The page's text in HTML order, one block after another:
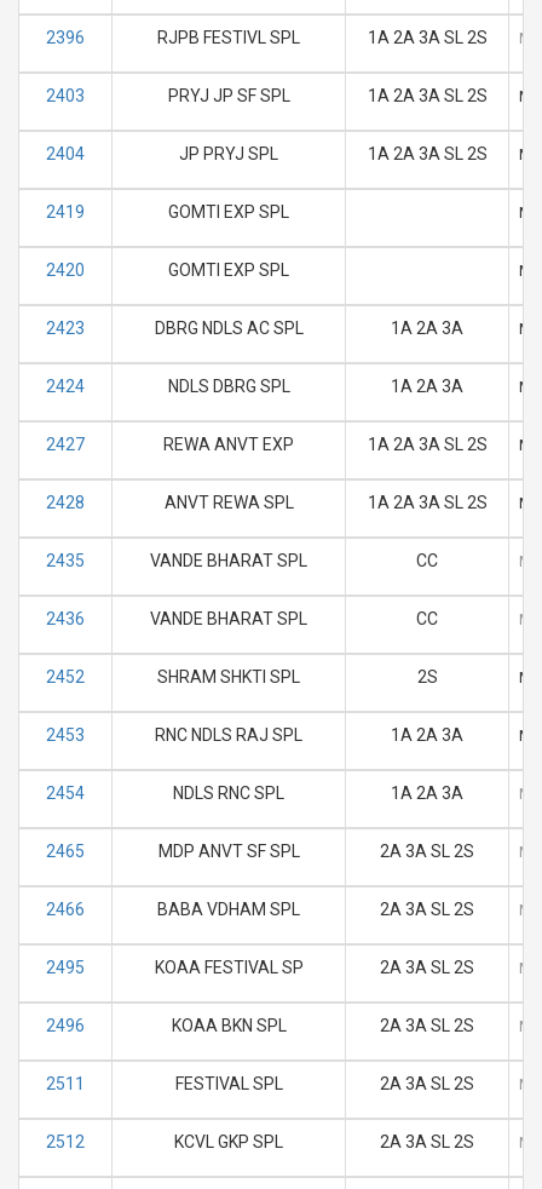
2396 RJPB FESTIVL SPL 1A 2A 3A SL 2S M
2403 PRYJ JP SF SPL 1A 2A 3A SL 2S M
2404 JP PRYJ SPL 1A 2A 3A SL 2S M
2419 GOMTI EXP SPL M
2420 GOMTI EXP SPL M
2423 DBRG NDLS AC SPL 1A 2A 3A M
2424 NDLS DBRG SPL 1A 2A 3A M
2427 REWA ANVT EXP 1A 2A 3A SL 2S M
2428 ANVT REWA SPL 1A 2A 3A SL 2S M
2435 VANDE BHARAT SPL CC M
2436 VANDE BHARAT SPL CC M
2452 SHRAM SHKTI SPL 2S M
2453 RNC NDLS RAJ SPL 1A 2A 3A M
2454 NDLS RNC SPL 1A 2A 3A M
2465 MDP ANVT SF SPL 2A 3A SL 2S M
2466 BABA VDHAM SPL 2A 3A SL 2S M
2495 KOAA FESTIVAL SP 2A 3A SL 2S M
2496 KOAA BKN SPL 2A 3A SL 2S M
2511 FESTIVAL SPL 2A 3A SL 2S M
2512 KCVL GKP SPL 2A 3A SL 2S M